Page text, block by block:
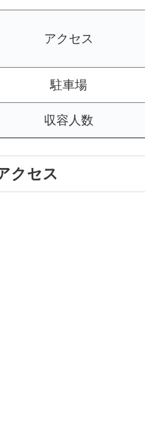
アクセス
駐車場
収容人数
クセス